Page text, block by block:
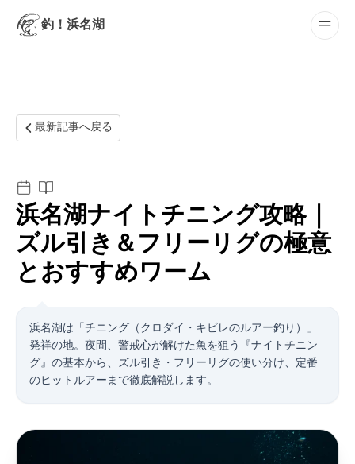
釣！浜名湖
最新記事
最新記事へ戻る
浜名湖ナイトチニング攻略｜
ズル引き＆フリーリグの極意
とおすすめワーム
浜名湖は「チニング（クロダイ・キビレのルアー釣り）」
発祥の地。夜間、警戒心が解けた魚を狙う『ナイトチニン
グ』の基本から、ズル引き・フリーリグの使い分け、定番
のヒットルアーまで徹底解説します。